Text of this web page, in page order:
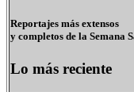
Reportajes más extensos
y completos de la Semana
Lo más reciente